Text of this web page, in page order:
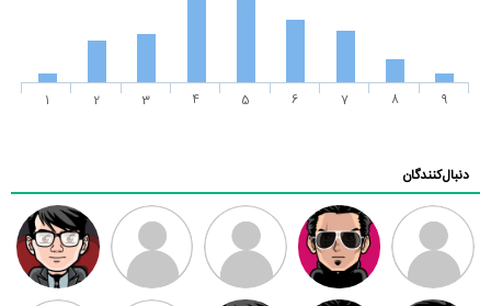
1 2 3 4 5 6 7 8 9
دنبال‌کنندگان